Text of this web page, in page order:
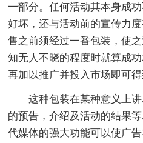
一部分。任何活动其本身成
好坏，还与活动前的宣传力
售之前须经过一番包装，使
知无人不晓的程度时就算成
再加以推广并投入市场即可得
这种包装在某种意义上讲
的预告，介绍及活动的结果
代媒体的强大功能可以使广